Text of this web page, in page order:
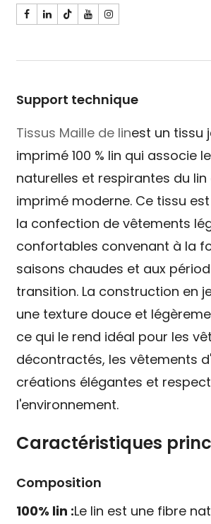

Support technique
Tissus Maille de linest un tissu
imprimé 100 % lin qui associe
naturelles et respirantes du
imprimé moderne. Ce tissu
la confection de vêtements
confortables convenant à la
saisons chaudes et aux
transition. La construction en
une texture douce et
ce qui le rend idéal pour les
décontractés, les vêtements
créations élégantes et
l'environnement.
Caractéristiques
Composition
100% lin :Le lin est une fibre